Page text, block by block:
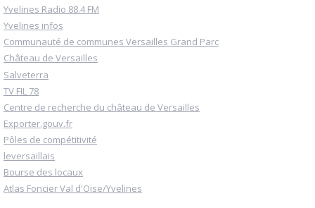
Yvelines Radio 88.4 FM
Yvelines infos
Communauté de communes Versailles Grand Parc
Château de Versailles
Salveterra
TV FIL 78
Centre de recherche du château de Versailles
Exporter.gouv.fr
Pôles de compétitivité
leversaillais
Bourse des locaux
Atlas Foncier Val d'Oise/Yvelines